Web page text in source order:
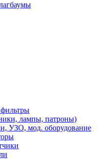
лампы, патроны)
УЗО, мод. оборудование